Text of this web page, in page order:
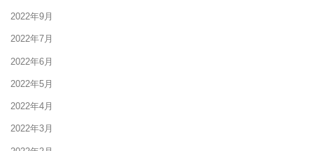
2022年9月
2022年7月
2022年6月
2022年5月
2022年4月
2022年3月